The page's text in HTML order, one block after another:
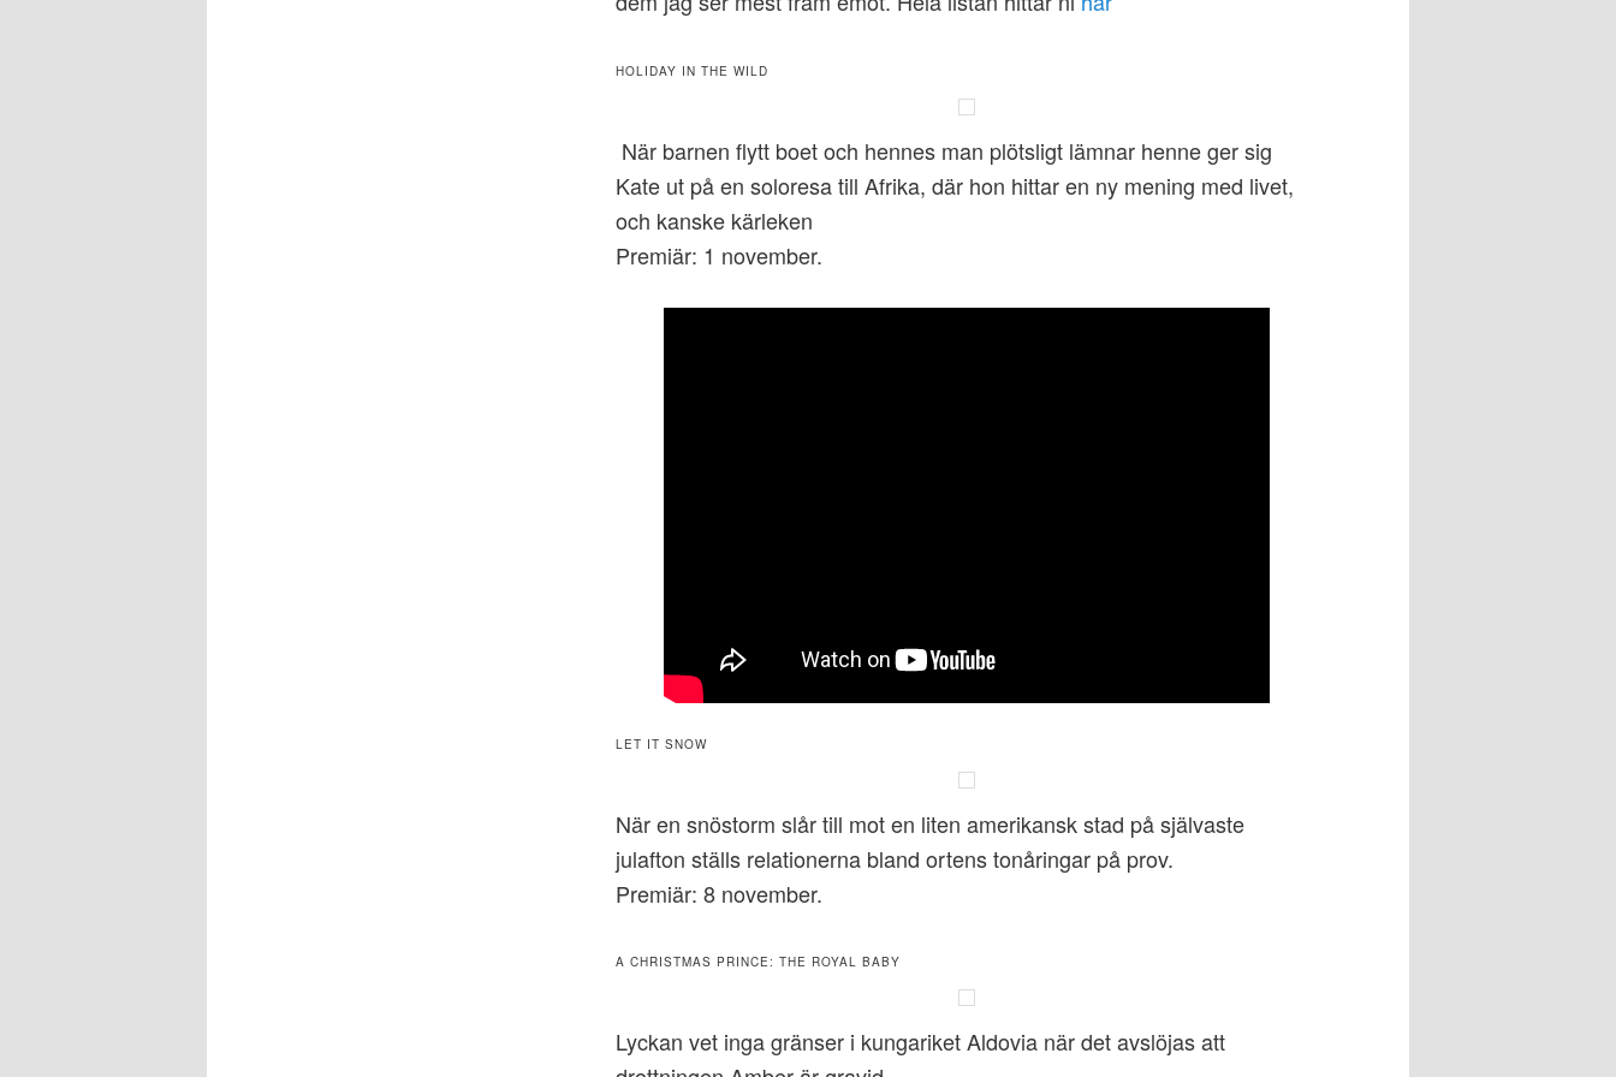
HOLIDAY IN THE WILD
När barnen flytt boet och hennes man plötsligt lämnar henne ger sig
Kate ut på en soloresa till Afrika, där hon hittar en ny mening med livet,
och kanske kärleken
Premiär: 1 november.
LET IT SNOW
När en snöstorm slår till mot en liten amerikansk stad på självaste
julafton ställs relationerna bland ortens tonåringar på prov.
Premiär: 8 november.
A CHRISTMAS PRINCE: THE ROYAL BABY
Lyckan vet inga gränser i kungariket Aldovia när det avslöjas att